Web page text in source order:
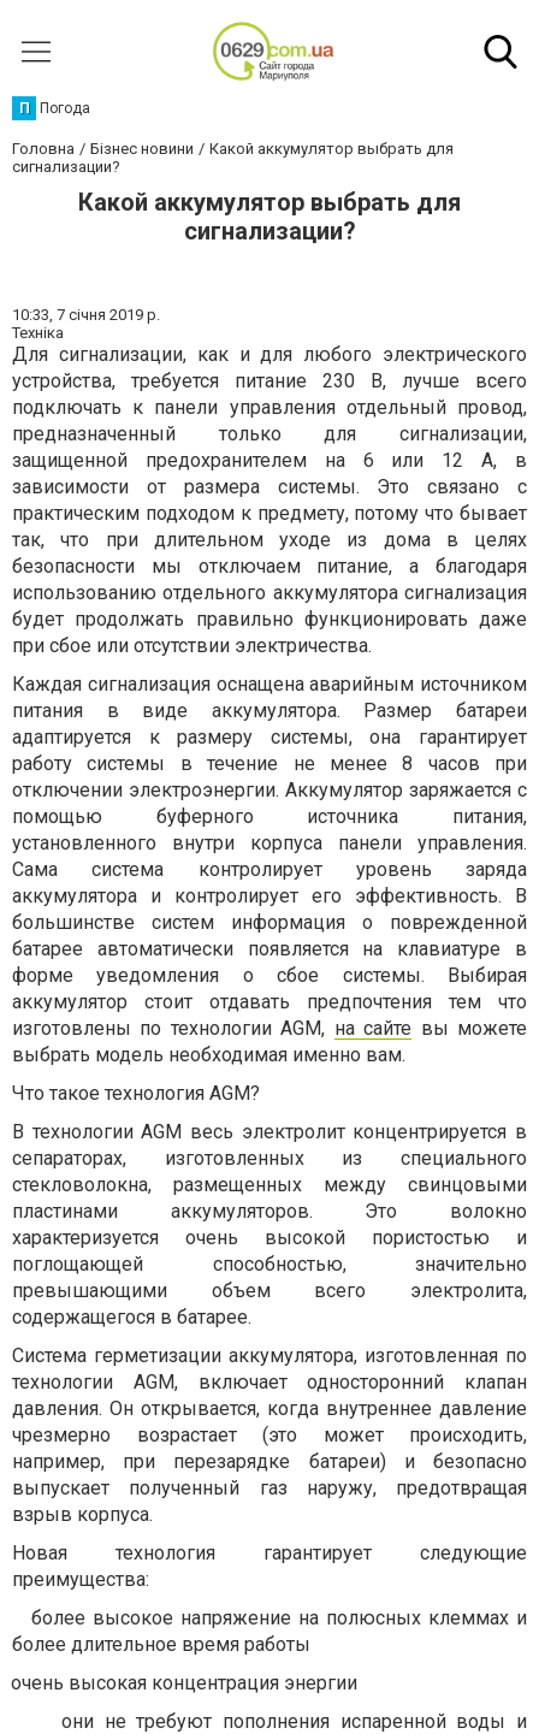
П Погода
Головна Бізнес новини
Какой аккумулятор выбрать для
сигнализации?
Какой аккумулятор выбрать для
сигнализации?
10:33, 7 січня 2019 р.
Техніка
Для сигнализации, как и для любого электрического
устройства, требуется питание 230 В, лучше всего
подключать к панели управления отдельный провод,
предназначенный только для сигнализации,
защищенной предохранителем на 6 или 12 А, в
зависимости от размера системы. Это связано с
практическим подходом к предмету, потому что бывает
так, что при длительном уходе из дома в целях
безопасности мы отключаем питание, а благодаря
использованию отдельного аккумулятора сигнализация
будет продолжать правильно функционировать даже
при сбое или отсутствии электричества.
Каждая сигнализация оснащена аварийным источником
питания в виде аккумулятора. Размер батареи
адаптируется к размеру системы, она гарантирует
работу системы в течение не менее 8 часов при
отключении электроэнергии. Аккумулятор заряжается с
помощью буферного источника питания,
установленного внутри корпуса панели управления.
Сама система контролирует уровень заряда
аккумулятора и контролирует его эффективность. В
большинстве систем информация о поврежденной
батарее автоматически появляется на клавиатуре в
форме уведомления о сбое системы. Выбирая
аккумулятор стоит отдавать предпочтения тем что
изготовлены по технологии AGM, на сайте вы можете
выбрать модель необходимая именно вам.
Что такое технология AGM?
В технологии AGM весь электролит концентрируется в
сепараторах, изготовленных из специального
стекловолокна, размещенных между свинцовыми
пластинами аккумуляторов. Это волокно
характеризуется очень высокой пористостью и
поглощающей способностью, значительно
превышающими объем всего электролита,
содержащегося в батарее.
Система герметизации аккумулятора, изготовленная по
технологии AGM, включает односторонний клапан
давления. Он открывается, когда внутреннее давление
чрезмерно возрастает (это может происходить,
например, при перезарядке батареи) и безопасно
выпускает полученный газ наружу, предотвращая
взрыв корпуса.
Новая технология гарантирует следующие
преимущества:
более высокое напряжение на полюсных клеммах и
более длительное время работы
очень высокая концентрация энергии
они не требуют пополнения испаренной воды и